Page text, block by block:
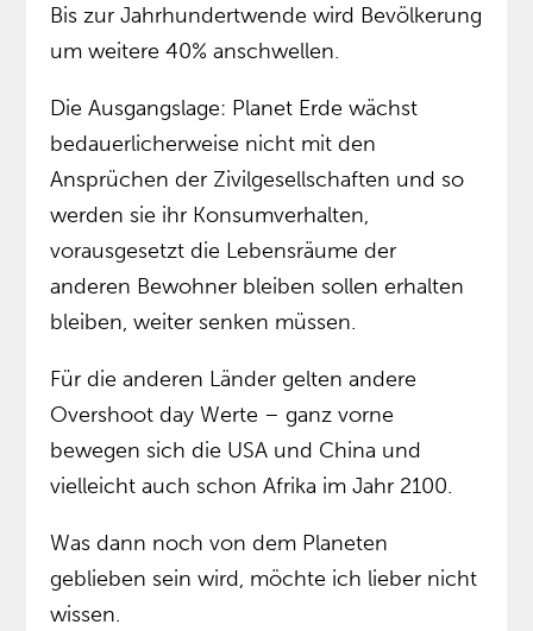
Bis zur Jahrhundertwende wird Bevölkerung
um weitere 40% anschwellen.
Die Ausgangslage: Planet Erde wächst
bedauerlicherweise nicht mit den
Ansprüchen der Zivilgesellschaften und so
werden sie ihr Konsumverhalten,
vorausgesetzt die Lebensräume der
anderen Bewohner bleiben sollen erhalten
bleiben, weiter senken müssen.
Für die anderen Länder gelten andere
Overshoot day Werte – ganz vorne
bewegen sich die USA und China und
vielleicht auch schon Afrika im Jahr 2100.
Was dann noch von dem Planeten
geblieben sein wird, möchte ich lieber nicht
wissen.